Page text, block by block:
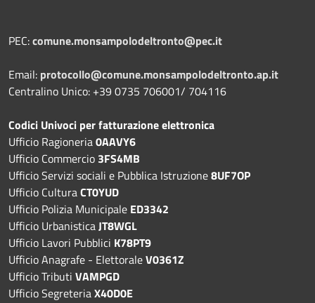
PEC:comune.monsampolodeltronto@pec.it
Email: protocollo@comune.monsampolodeltronto.ap.it
Centralino Unico: +39 0735 706001/ 704116
Codici Univoci per fatturazione elettronica
Ufficio Ragioneria0AAVY6
Ufficio Commercio 3FS4MB
Ufficio Servizi sociali e Pubblica Istruzione8UF7OP
Ufficio CulturaCT0YUD
Ufficio Polizia Municipale ED3342
Ufficio UrbanisticaJT8WGL
Ufficio Lavori Pubblici K78PT9
Ufficio Anagrafe - ElettoraleV0361Z
Ufficio Tributi VAMPGD
Ufficio SegreteriaX40D0E